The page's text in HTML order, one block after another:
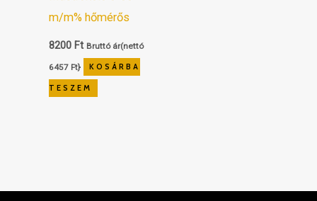
m/m% hőmérős
8200 Ft Bruttó ár(nettó
6457 Ft} KOSÁRBA
TESZEM